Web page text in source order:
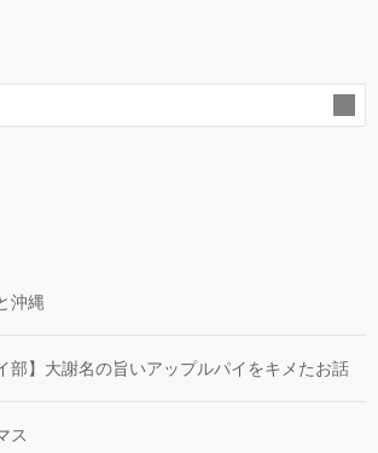
沖縄
部】大謝名の旨いアップルパイをキメたお話
ス